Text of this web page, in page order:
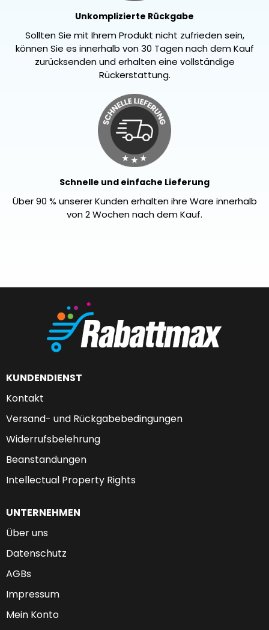
Unkomplizierte Rückgabe
Sollten Sie mit Ihrem Produkt nicht zufrieden sein,
können Sie es innerhalb von 30 Tagen nach dem Kauf
zurücksenden und erhalten eine vollständige
Rückerstattung.
Schnelle und einfache Lieferung
Über 90 % unserer Kunden erhalten ihre Ware innerhalb
von 2 Wochen nach dem Kauf.
KUNDENDIENST
Kontakt
Versand- und Rückgabebedingungen
Widerrufsbelehrung
Beanstandungen
Intellectual Property Rights
UNTERNEHMEN
Über uns
Datenschutz
AGBs
Impressum
Mein Konto